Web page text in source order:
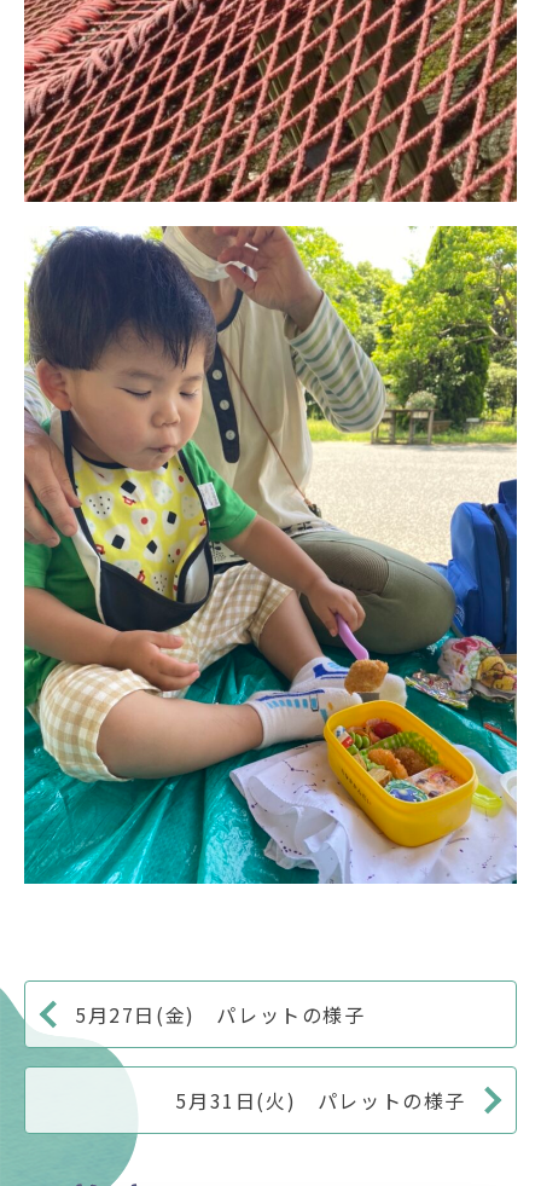
5月27日(金) パレットの様子
5月31日(火) パレットの様子